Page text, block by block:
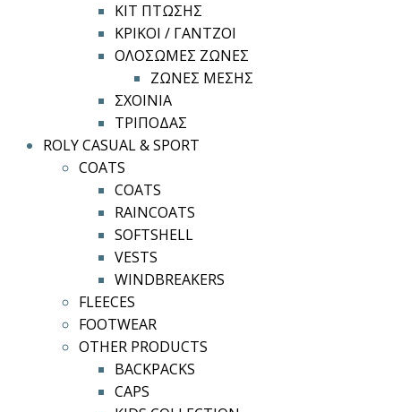
ΚΙΤ ΠΤΩΣΗΣ
ΚΡΙΚΟΙ / ΓΑΝΤΖΟΙ
ΟΛΟΣΩΜΕΣ ΖΩΝΕΣ
ΖΩΝΕΣ ΜΕΣΗΣ
ΣΧΟΙΝΙΑ
ΤΡΙΠΟΔΑΣ
ROLY CASUAL & SPORT
COATS
COATS
RAINCOATS
SOFTSHELL
VESTS
WINDBREAKERS
FLEECES
FOOTWEAR
OTHER PRODUCTS
BACKPACKS
CAPS